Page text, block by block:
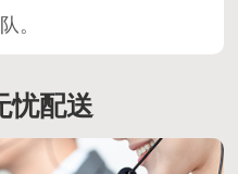
。
忧配送